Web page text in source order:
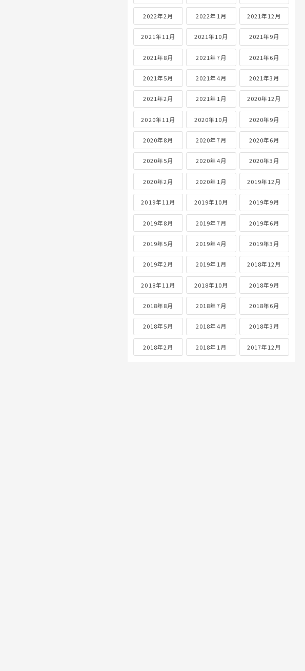
2022年2月 2022年1月 2021年12月
2021年11月 2021年10月 2021年9月
2021年8月 2021年7月 2021年6月
2021年5月 2021年4月 2021年3月
2021年2月 2021年1月 2020年12月
2020年11月 2020年10月 2020年9月
2020年8月 2020年7月 2020年6月
2020年5月 2020年4月 2020年3月
2020年2月 2020年1月 2019年12月
2019年11月 2019年10月 2019年9月
2019年8月 2019年7月 2019年6月
2019年5月 2019年4月 2019年3月
2019年2月 2019年1月 2018年12月
2018年11月 2018年10月 2018年9月
2018年8月 2018年7月 2018年6月
2018年5月 2018年4月 2018年3月
2018年2月 2018年1月 2017年12月